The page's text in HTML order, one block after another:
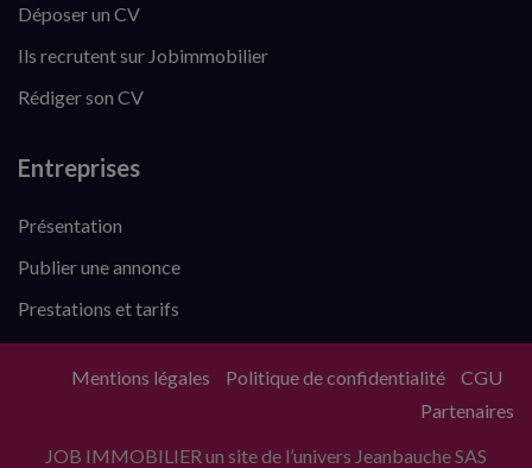
Déposer un CV
Ils recrutent sur Jobimmobilier
Rédiger son CV
Entreprises
Présentation
Publier une annonce
Prestations et tarifs
JOB IMMOBILIER un site de l’univers Jeanbauche SAS
Mentions légales Politique de confidentialité
CGU
Partenaires